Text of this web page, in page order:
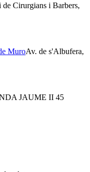
de Cirurgians i Barbers,
MuroAv. de s'Albufera,
JAUME II 45